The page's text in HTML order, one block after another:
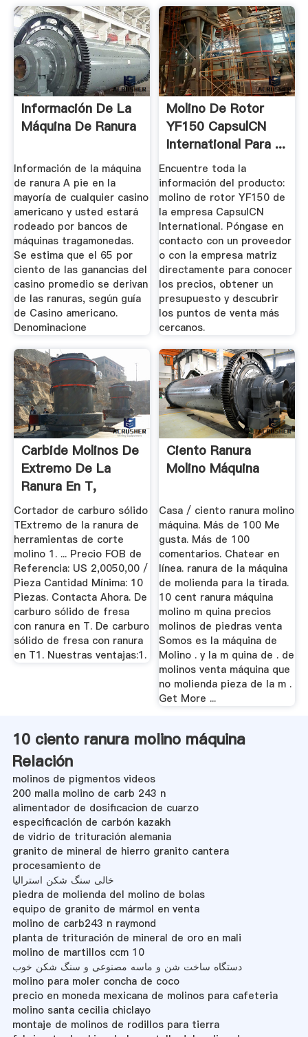
Información De La
Máquina De Ranura
Información de la máquina
de ranura A pie en la
mayoría de cualquier casino
americano y usted estará
rodeado por bancos de
máquinas tragamonedas.
Se estima que el 65 por
ciento de las ganancias del
casino promedio se derivan
de las ranuras, según guía
de Casino americano.
Denominacione
Molino De Rotor
YF150 CapsulCN
International Para ...
Encuentre toda la
información del producto:
molino de rotor YF150 de
la empresa CapsulCN
International. Póngase en
contacto con un proveedor
o con la empresa matriz
directamente para conocer
los precios, obtener un
presupuesto y descubrir
los puntos de venta más
cercanos.
Carbide Molinos De
Extremo De La
Ranura En T,
Productos De ...
Cortador de carburo sólido
TExtremo de la ranura de
herramientas de corte
molino 1. ... Precio FOB de
Referencia: US 2,0050,00 /
Pieza Cantidad Mínima: 10
Piezas. Contacta Ahora. De
carburo sólido de fresa
con ranura en T. De carburo
sólido de fresa con ranura
en T1. Nuestras ventajas:1.
Ciento Ranura
Molino Máquina
Casa / ciento ranura molino
máquina. Más de 100 Me
gusta. Más de 100
comentarios. Chatear en
línea. ranura de la máquina
de molienda para la tirada.
10 cent ranura máquina
molino m quina precios
molinos de piedras venta
Somos es la máquina de
Molino . y la m quina de . de
molinos venta máquina que
no molienda pieza de la m .
Get More ...
10 ciento ranura molino máquina
Relación
molinos de pigmentos videos
200 malla molino de carb 243 n
alimentador de dosificacion de cuarzo
especificación de carbón kazakh
de vidrio de trituración alemania
granito de mineral de hierro granito cantera
procesamiento de
خالی سنگ شکن استرالیا
piedra de molienda del molino de bolas
equipo de granito de mármol en venta
molino de carb243 n raymond
planta de trituración de mineral de oro en mali
molino de martillos ccm 10
دستگاه ساخت شن و ماسه مصنوعی و سنگ شکن خوب
molino para moler concha de coco
precio en moneda mexicana de molinos para cafeteria
molino santa cecilia chiclayo
montaje de molinos de rodillos para tierra